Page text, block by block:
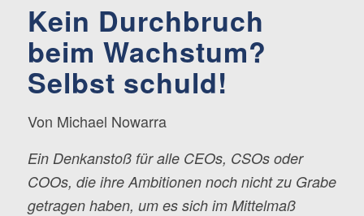
Kein Durchbruch
beim Wachstum?
Selbst schuld!
Von Michael Nowarra
Ein Denkanstoß für alle CEOs, CSOs oder
COOs, die ihre Ambitionen noch nicht zu Grabe
getragen haben, um es sich im Mittelmaß